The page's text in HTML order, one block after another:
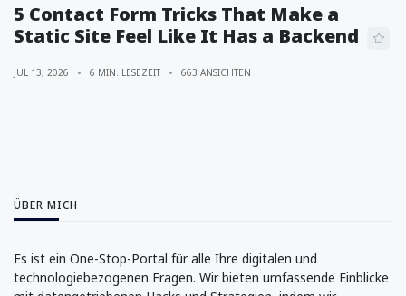
5 Contact Form Tricks That Make a
Static Site Feel Like It Has a Backend
JUL 13, 2026 6 MIN. LESEZEIT 663 ANSICHTEN
ÜBER MICH
Es ist ein One-Stop-Portal für alle Ihre digitalen und
technologiebezogenen Fragen. Wir bieten umfassende Einblicke